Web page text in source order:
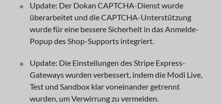
Update: Der Dokan CAPTCHA-Dienst wurde
überarbeitet und die CAPTCHA-Unterstützung
wurde für eine bessere Sicherheit in das Anmelde-
Popup des Shop-Supports integriert.
Update: Die Einstellungen des Stripe Express-
Gateways wurden verbessert, indem die Modi Live,
Test und Sandbox klar voneinander getrennt
wurden, um Verwirrung zu vermeiden.